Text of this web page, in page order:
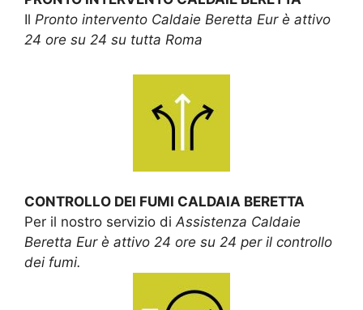
Il Pronto intervento Caldaie Beretta Eur è attivo
24 ore su 24 su tutta Roma
CONTROLLO DEI FUMI CALDAIA BERETTA
Per il nostro servizio di Assistenza Caldaie
Beretta Eur è attivo 24 ore su 24 per il controllo
dei fumi.